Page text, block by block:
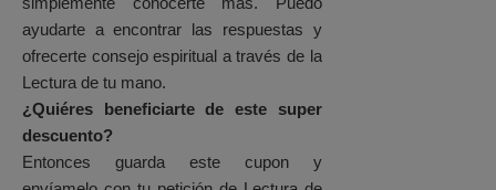
ayudarte a encontrar las respuestas y
ofrecerte consejo espiritual a través de la
Lectura de tu mano.
¿Quiéres beneficiarte de este super
descuento?
Entonces guarda este cupon y